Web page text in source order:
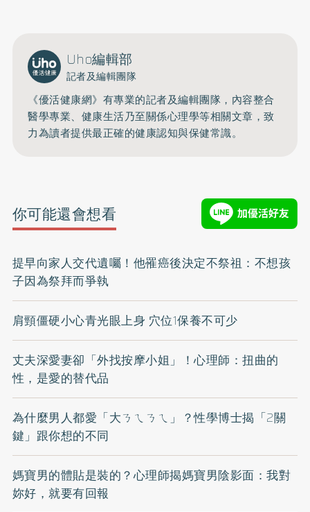
Uho編輯部
記者及編輯團隊
《優活健康網》有專業的記者及編輯團隊，內容整合
醫學專業、健康生活乃至關係心理學等相關文章，致
力為讀者提供最正確的健康認知與保健常識。
你可能還會想看
提早向家人交代遺囑！他罹癌後決定不祭祖：不想孩
子因為祭拜而爭執
肩頸僵硬小心青光眼上身 穴位1保養不可少
丈夫深愛妻卻「外找按摩小姐」！心理師：扭曲的
性，是愛的替代品
為什麼男人都愛「大ㄋㄟㄋㄟ」？性學博士揭「2關
鍵」跟你想的不同
媽寶男的體貼是裝的？心理師揭媽寶男陰影面：我對
妳好，就要有回報